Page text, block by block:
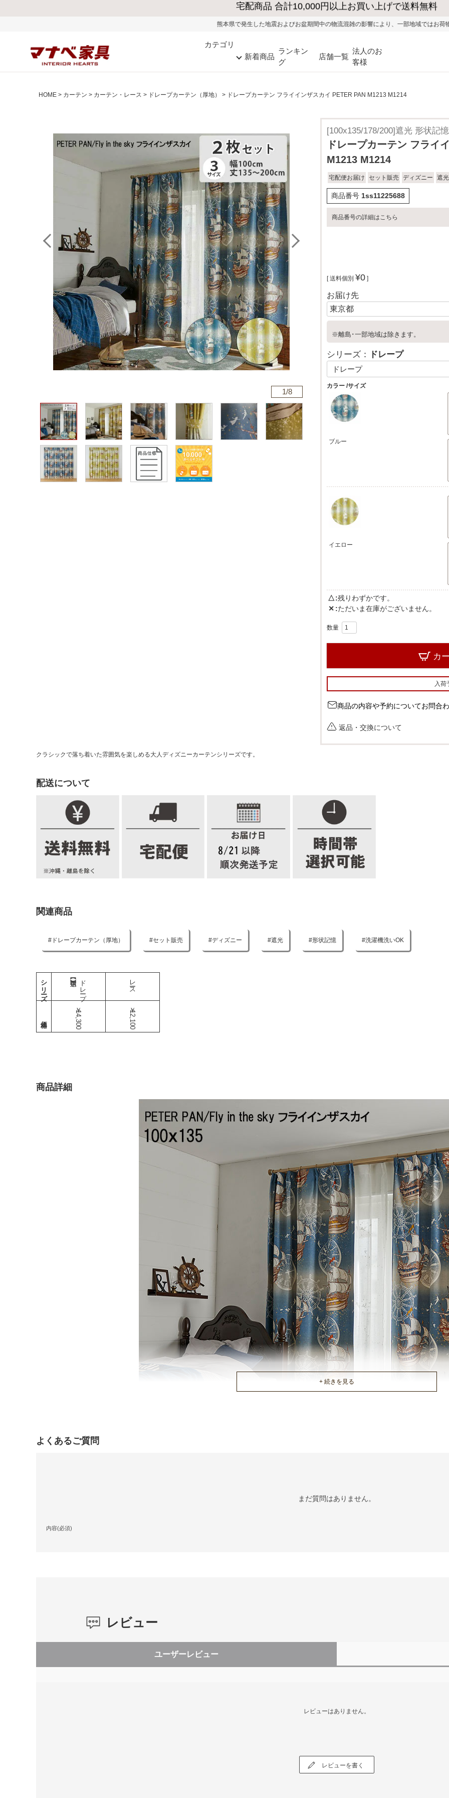
大型家具の送料・設置無料（※当社エリア）
熊本県で発生した地震およびお盆期間中の物流混雑の影響により、一部地域ではお荷物のお届けに遅れが生じる
カテゴリ
新着商品
ランキン
グ
店舗一覧
法人のお
客様
HOME カーテン カーテン・レース ドレープカーテン（厚地） ドレープカーテン フライインザスカイ PETER PAN M1213 M1214
1/8
[100x135/178/200]遮光 形状記
ドレープカーテン フライ
M1213 M1214
宅配便お届け セット販売 ディズニー 遮光
商品番号 1ss11225688
商品番号の詳細はこちら
送料個別 ¥0
お届け先
※離島･一部地域は除きます。
シリーズ： ドレープ
カラー サイズ
ブルー
イエロー
△ 残りわずかです。
✕ ただいま在庫がございません。
カ
入荷
商品の内容や予約についてお問合
返品・交換について
クラシックで落ち着いた雰囲気を楽しめる大人ディズニーカーテンシリーズです。
配送について
関連商品
ドレープカーテン（厚地） セット販売 ディズニー 遮光 形状記憶 洗濯機洗いOK
シリーズ ドレープ
￥14,300
レース
￥12,100
商品詳細
よくあるご質問
まだ質問はありません。
内容(必須)
レビュー
ユーザーレビュー
レビューはありません。
レビューを書く